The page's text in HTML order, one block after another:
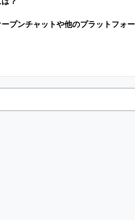
プンチャットや他のプラットフォー